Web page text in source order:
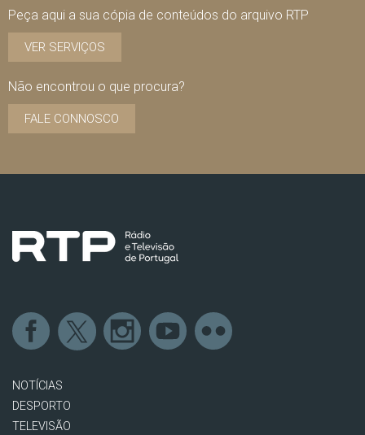
Peça aqui a sua cópia de conteúdos do arquivo RTP
VER SERVIÇOS
Não encontrou o que procura?
FALE CONNOSCO
NOTÍCIAS
DESPORTO
TELEVISÃO